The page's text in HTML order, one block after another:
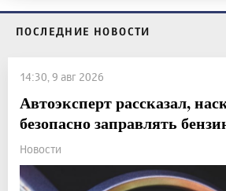
ПОСЛЕДНИЕ НОВОСТИ
14:30, 9 авг 2026
Автоэксперт рассказал,
безопасно заправлять
Новости